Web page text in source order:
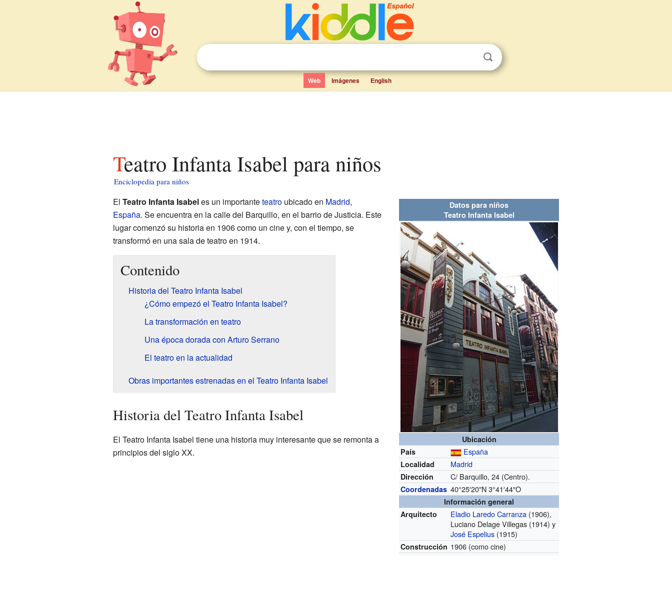
Web Imágenes English
Teatro Infanta Isabel para niños
Enciclopedia para niños
Datos para niños
Teatro Infanta Isabel
Ubicación
País
España
Localidad Madrid
Dirección C/ Barquillo, 24 (Centro).
Coordenadas 40°25′20″N 3°41′44″O
Información general
Arquitecto
Eladio Laredo Carranza (1906),
Luciano Delage Villegas (1914) y
José Espelius (1915)
Construcción 1906 (como cine)
El Teatro Infanta Isabeles un importanteteatroubicado en Madrid,
España. Se encuentra en la calle del Barquillo, en el barrio de Justicia. Este
lugar comenzó su historia en 1906 como un cine y, con el tiempo, se
transformó en una sala de teatro en 1914.
Contenido
Historia del Teatro Infanta Isabel
¿Cómo empezó el Teatro Infanta Isabel?
La transformación en teatro
Una época dorada con Arturo Serrano
El teatro en la actualidad
Obras importantes estrenadas en el Teatro Infanta Isabel
Historia del Teatro Infanta Isabel
El Teatro Infanta Isabel tiene una historia muy interesante que se remonta a
principios del siglo XX.